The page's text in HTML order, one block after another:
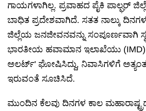
ಗಾಯಗಳಾಗಿಲ್ಲ. ಪ್ರವಾಹದ ಪೈಕಿ ಪಾಲ್ಘರ್
ಬಾಧಿತ ಪ್ರದೇಶವಾಗಿದೆ. ಸತತ ನಾಲ್ಕು
ಜಿಲ್ಲೆಯ ಜನಜೀವನವನ್ನು ಸಂಪೂರ್ಣವಾಗಿ
ಭಾರತೀಯ ಹವಾಮಾನ ಇಲಾಖೆಯು
ಅಲರ್ಟ್' ಘೋಷಿಸಿದ್ದು, ನಿವಾಸಿಗಳಿಗೆ
ಇರುವಂತೆ ಸೂಚಿಸಿದೆ.
ಮುಂದಿನ ಕೆಲವು ದಿನಗಳ ಕಾಲ